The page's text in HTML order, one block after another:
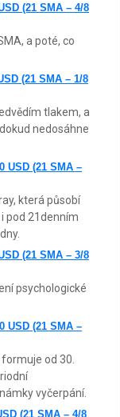
(21 SMA – 4/8
a poté, co
(21 SMA – 1/8
tlakem, a
nedosáhne
USD (21 SMA –
která působí
pod 21denním
(21 SMA – 3/8
psychologické
USD (21 SMA –
od 30.
vyčerpání.
(21 SMA – 4/8